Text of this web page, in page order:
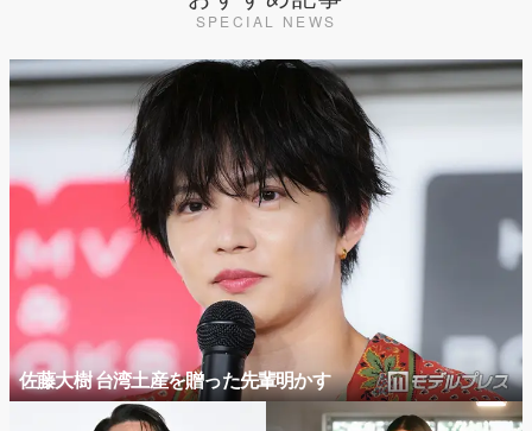
SPECIAL NEWS
佐藤大樹 台湾土産を贈った先輩明かす